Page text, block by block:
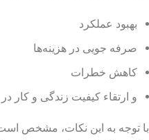
بهبود عملکرد
صرفه‌ جویی در هزینه‌ها
کاهش خطرات
و ارتقاء کیفیت زندگی و کار
با توجه به این نکات، مشخص